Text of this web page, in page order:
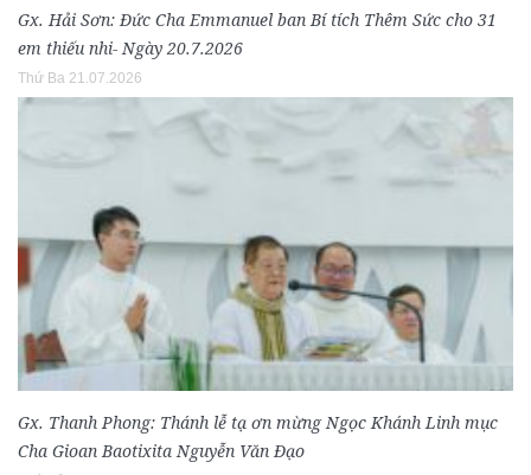
Gx. Hải Sơn: Đức Cha Emmanuel ban Bí tích Thêm Sức cho 31
em thiếu nhi- Ngày 20.7.2026
Thứ Ba 21.07.2026
Gx. Thanh Phong: Thánh lễ tạ ơn mừng Ngọc Khánh Linh mục
Cha Gioan Baotixita Nguyễn Văn Đạo